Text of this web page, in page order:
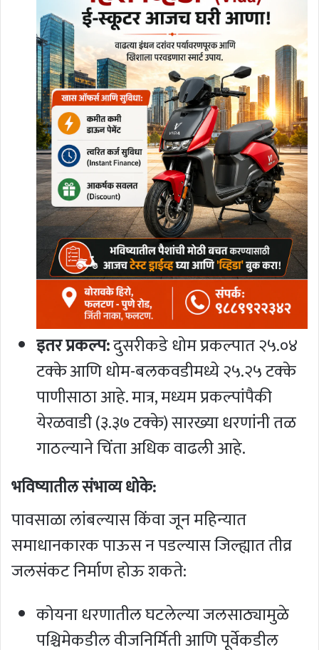
इतर प्रकल्प:दुसरीकडे धोम प्रकल्पात २५.०४
टक्के आणि धोम-बलकवडीमध्ये २५.२५ टक्के
पाणीसाठा आहे. मात्र, मध्यम प्रकल्पांपैकी
येरळवाडी (३.३७ टक्के) सारख्या धरणांनी तळ
गाठल्याने चिंता अधिक वाढली आहे.
भविष्यातील संभाव्य धोके:
पावसाळा लांबल्यास किंवा जून महिन्यात
समाधानकारक पाऊस न पडल्यास जिल्ह्यात तीव्र
जलसंकट निर्माण होऊ शकते:
कोयना धरणातील घटलेल्या जलसाठ्यामुळे
पश्चिमेकडील वीजनिर्मिती आणि पूर्वेकडील